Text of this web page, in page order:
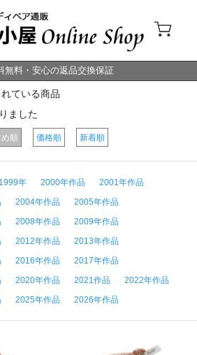
無料・安心の返品交換保証
ている商品
ました
順 価格順 新着順
年 2000年作品
2001年作品
2004年作品
2005年作品
2008年作品
2009年作品
2012年作品
2013年作品
2016年作品
2017年作品
2020年作品 2021作品
2022年作品
2025年作品 2026年作品